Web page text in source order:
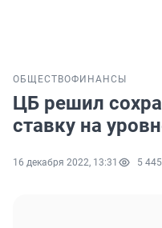
ОБЩЕСТВОФИНАНСЫ
ЦБ решил
ставку на
16 декабря 2022, 13:31 5 445